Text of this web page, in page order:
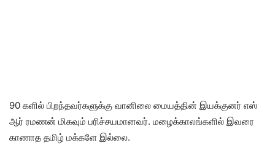
90 களில் பிறந்தவர்களுக்கு வானிலை மையத்தின் இயக்குனர் எஸ்
ஆர் ரமணன் மிகவும் பரிச்சயமானவர். மழைக்காலங்களில் இவரை
காணாத தமிழ் மக்களே இல்லை.